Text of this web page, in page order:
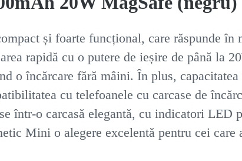
și foarte funcțional, care răspunde în
rapidă cu o putere de ieșire de până la
o încărcare fără mâini. În plus, capacitatea
cu telefoanele cu carcase de
într-o carcasă elegantă, cu indicatori LED
Mini o alegere excelentă pentru cei care